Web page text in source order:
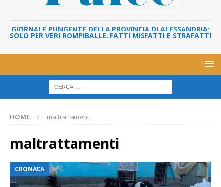
GIORNALE PUNGENTE DELLA PROVINCIA DI ALESSANDRIA:
SOLO PER VERI ROMPIBALLE. FATTI MISFATTI E STRAFATTI
HOME maltrattamenti
maltrattamenti
CRONACA